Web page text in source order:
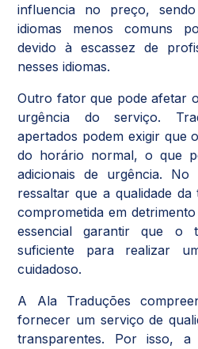
influencia no preço,
idiomas menos comuns
devido à escassez de
nesses idiomas.
Outro fator que pode afetar
urgência do serviço.
apertados podem exigir que
do horário normal, o que
adicionais de urgência.
ressaltar que a qualidade
comprometida em
essencial garantir que o
suficiente para realizar
cuidadoso.
A Ala Traduções
fornecer um serviço de
transparentes. Por isso,